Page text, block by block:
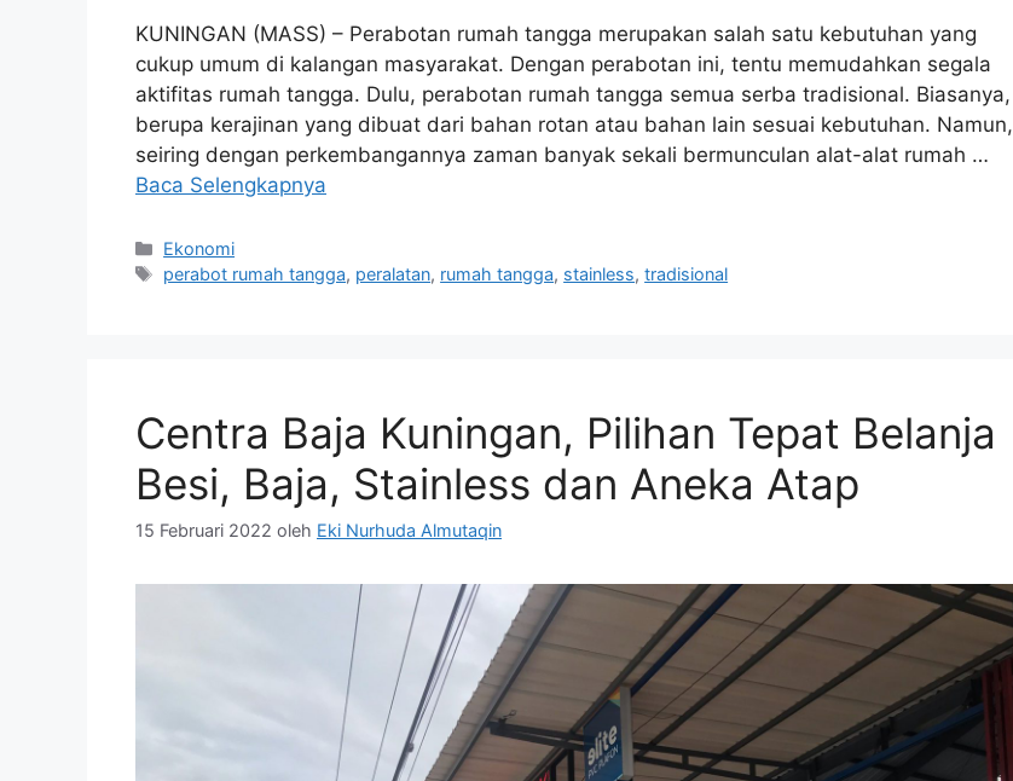
KUNINGAN (MASS) – Perabotan rumah tangga merupakan salah satu kebutuhan yang
cukup umum di kalangan masyarakat. Dengan perabotan ini, tentu memudahkan segala
aktifitas rumah tangga. Dulu, perabotan rumah tangga semua serba tradisional. Biasanya,
berupa kerajinan yang dibuat dari bahan rotan atau bahan lain sesuai kebutuhan. Namun,
seiring dengan perkembangannya zaman banyak sekali bermunculan alat-alat rumah …
Baca Selengkapnya
Kategori
Ekonomi
Tag
perabot rumah tangga, peralatan, rumah tangga, stainless,tradisional
Centra Baja Kuningan, Pilihan Tepat Belanja
Besi, Baja, Stainless dan Aneka Atap
15 Februari 2022 oleh Eki Nurhuda Almutaqin